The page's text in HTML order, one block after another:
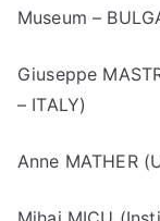
Museum –
Giuseppe
– ITALY)
Anne MATHER